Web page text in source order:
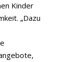
Kinder
„Dazu